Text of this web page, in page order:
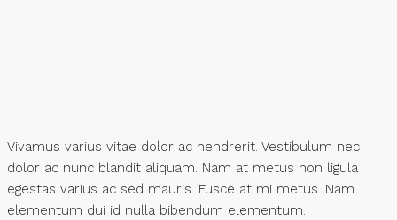
Vivamus varius vitae dolor ac hendrerit. Vestibulum nec
dolor ac nunc blandit aliquam. Nam at metus non ligula
egestas varius ac sed mauris. Fusce at mi metus. Nam
elementum dui id nulla bibendum elementum.